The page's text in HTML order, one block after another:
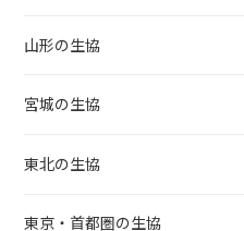
山形の生協
宮城の生協
東北の生協
東京・首都圏の生協